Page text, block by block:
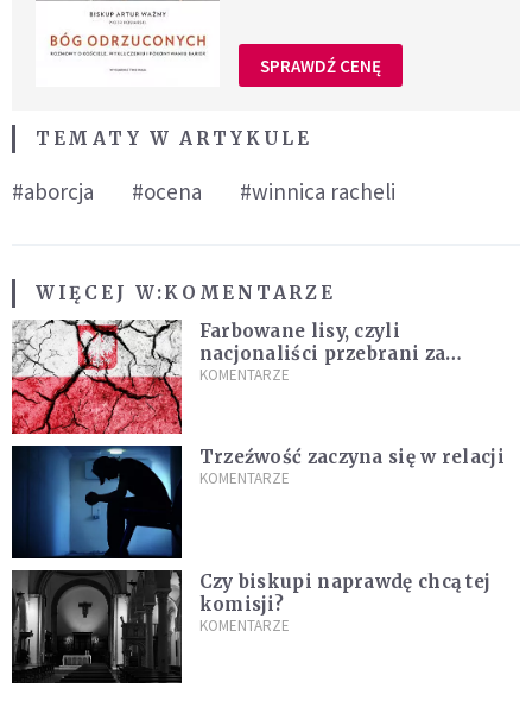
SPRAWDŹ CENĘ
TEMATY W ARTYKULE
#aborcja #ocena #winnica racheli
WIĘCEJ W:KOMENTARZE
Farbowane lisy, czyli
nacjonaliści przebrani za
chrześcijan
KOMENTARZE
Trzeźwość zaczyna się w relacji
KOMENTARZE
Czy biskupi naprawdę chcą tej
komisji?
KOMENTARZE